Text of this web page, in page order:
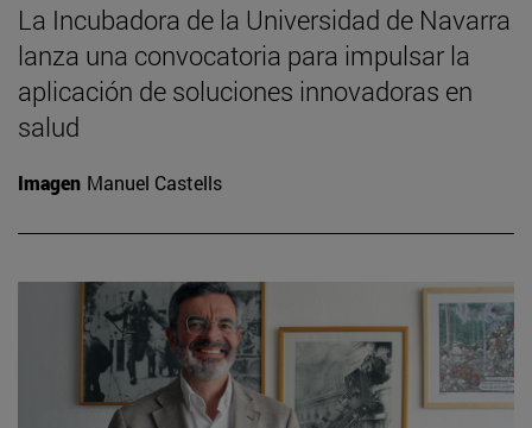
La Incubadora de la Universidad de Navarra
lanza una convocatoria para impulsar la
aplicación de soluciones innovadoras en
salud
Imagen Manuel Castells